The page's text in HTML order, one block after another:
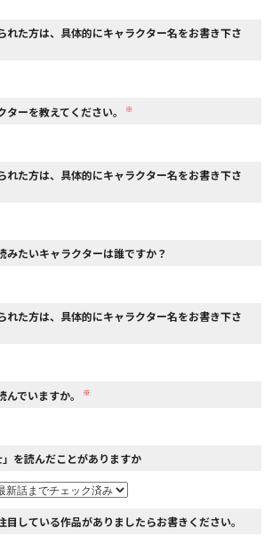
れた方は、具体的にキャラクター名をお書き下さ
ーを教えてください。 ※
れた方は、具体的にキャラクター名をお書き下さ
みたいキャラクターは誰ですか？
れた方は、具体的にキャラクター名をお書き下さ
んでいますか。 ※
を読んだことがありますか
目している作品がありましたらお書きください。